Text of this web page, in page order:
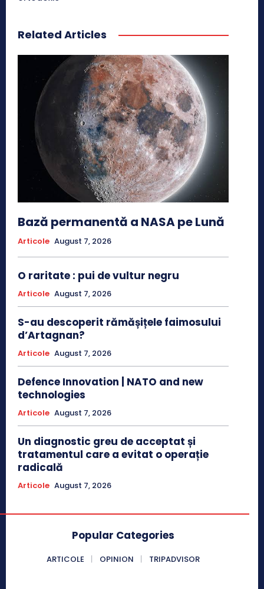
Related Articles
Bază permanentă a NASA pe Lună
Articole August 7, 2026
O raritate : pui de vultur negru
Articole August 7, 2026
S-au descoperit rămășițele faimosului
d’Artagnan?
Articole August 7, 2026
Defence Innovation | NATO and new
technologies
Articole August 7, 2026
Un diagnostic greu de acceptat și
tratamentul care a evitat o operație
radicală
Articole August 7, 2026
Popular Categories
ARTICOLE OPINION TRIPADVISOR